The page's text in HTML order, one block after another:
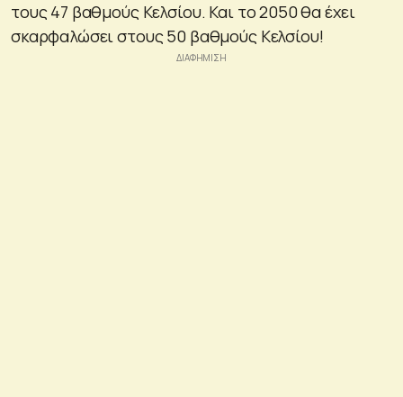
τους 47 βαθμούς Κελσίου. Και το 2050 θα έχει
σκαρφαλώσει στους 50 βαθμούς Κελσίου!